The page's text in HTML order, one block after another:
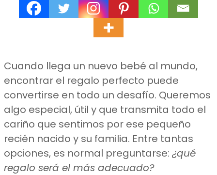
Cuando llega un nuevo bebé al mundo,
encontrar el regalo perfecto puede
convertirse en todo un desafío. Queremos
algo especial, útil y que transmita todo el
cariño que sentimos por ese pequeño
recién nacido y su familia. Entre tantas
opciones, es normal preguntarse: ¿qué
regalo será el más adecuado?